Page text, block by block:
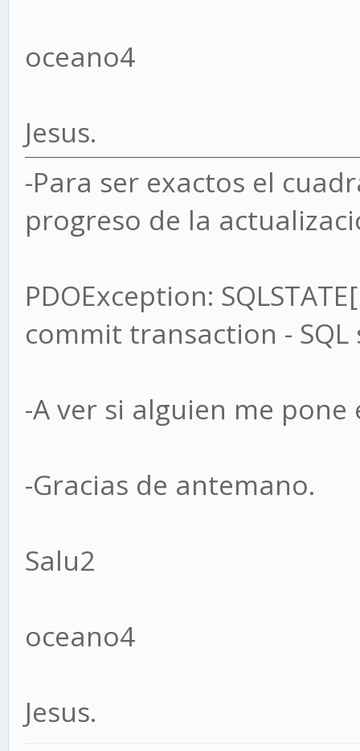
oceano4
Jesus.
-Para ser exactos el
progreso de la
PDOException:
commit transaction -
-A ver si alguien me
-Gracias de antemano.
Salu2
oceano4
Jesus.